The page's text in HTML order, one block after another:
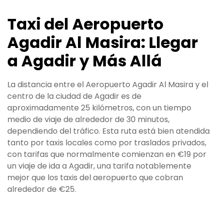
Taxi del Aeropuerto
Agadir Al Masira: Llegar
a Agadir y Más Allá
La distancia entre el Aeropuerto Agadir Al Masira y el
centro de la ciudad de Agadir es de
aproximadamente 25 kilómetros, con un tiempo
medio de viaje de alrededor de 30 minutos,
dependiendo del tráfico. Esta ruta está bien atendida
tanto por taxis locales como por traslados privados,
con tarifas que normalmente comienzan en €19 por
un viaje de ida a Agadir, una tarifa notablemente
mejor que los taxis del aeropuerto que cobran
alrededor de €25.